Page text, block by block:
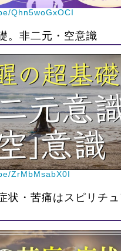
Qhn5woGxOCI
。非二元・空意識
ZrMbMsabX0I
状・苦痛はスピリチ